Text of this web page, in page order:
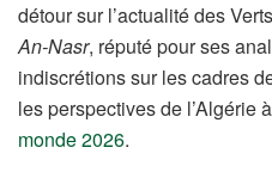
détour sur l’actualité des
An-Nasr, réputé pour ses
indiscrétions sur les cadres
les perspectives de l’Algérie
monde 2026.